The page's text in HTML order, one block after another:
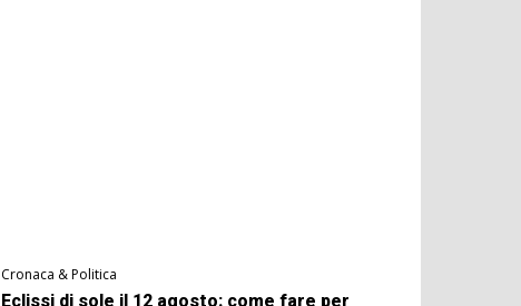
Cronaca & Politica
Eclissi di sole il 12 agosto: come fare per